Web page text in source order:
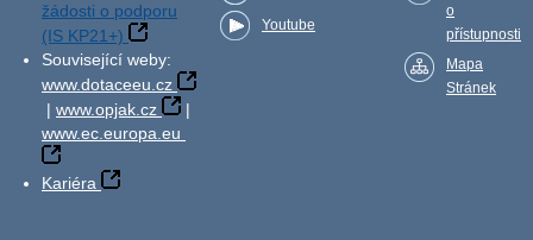
žádosti o podporu
(IS KP21+)
Související weby:
www.dotaceeu.cz
| www.opjak.cz
|
www.ec.europa.eu
Kariéra
Youtube
o
přístupnosti
Mapa
Stránek